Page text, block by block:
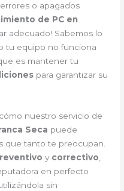
o apagados
de PC en
adecuado! Sabemos lo
tu equipo no funciona
es mantener tu
para garantizar su
nuestro servicio de
Seca puede
que tanto te preocupan.
y correctivo
en perfecto
sin